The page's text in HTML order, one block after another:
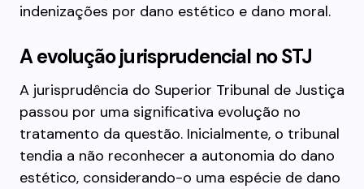
indenizações por dano estético e dano moral.
A evolução jurisprudencial no STJ
A jurisprudência do Superior Tribunal de Justiça
passou por uma significativa evolução no
tratamento da questão. Inicialmente, o tribunal
tendia a não reconhecer a autonomia do dano
estético, considerando-o uma espécie de dano